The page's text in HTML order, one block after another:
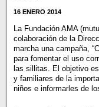
16 ENERO 2014
La Fundación AMA
colaboración de la
marcha una campaña,
para fomentar el uso
las sillitas. El objetivo
y familiares de la
niños e informarles de